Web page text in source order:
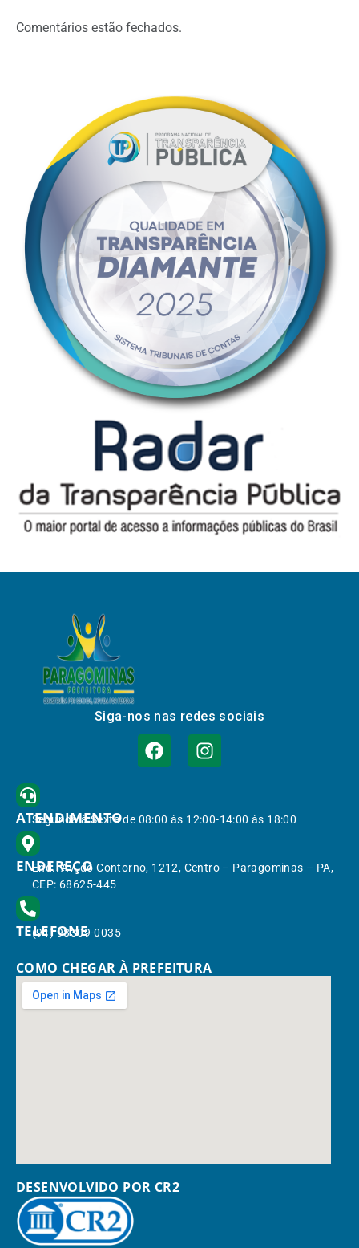
Comentários estão fechados.
Siga-nos nas redes sociais
ATENDIMENTO
Segunda à Sexta de 08:00 às 12:00-14:00 às 18:00
ENDEREÇO
End.: Av. do Contorno, 1212, Centro – Paragominas – PA,
CEP: 68625-445
TELEFONE
(91) 98309-0035
COMO CHEGAR À PREFEITURA
DESENVOLVIDO POR CR2